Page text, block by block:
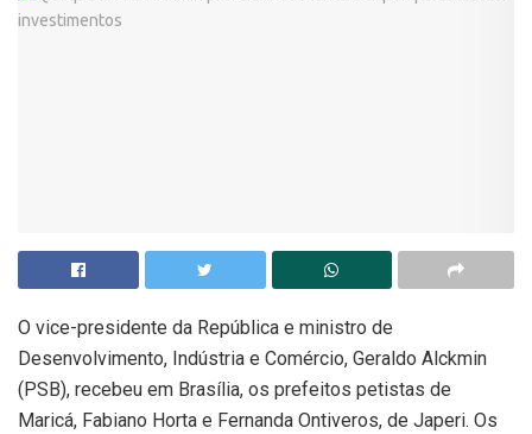
O vice-presidente da República e ministro de
Desenvolvimento, Indústria e Comércio, Geraldo Alckmin
(PSB), recebeu em Brasília, os prefeitos petistas de
Maricá, Fabiano Horta e Fernanda Ontiveros, de Japeri. Os